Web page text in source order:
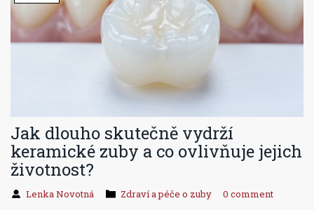
Jak dlouho skutečně vydrží
keramické zuby a co ovlivňuje jejich
životnost?
Lenka Novotná Zdraví a péče o zuby 0 comment